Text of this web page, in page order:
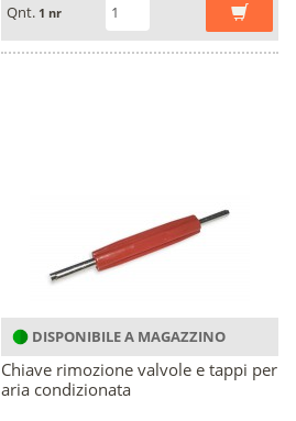
Qnt. 1 nr
DISPONIBILE A MAGAZZINO
Chiave rimozione valvole e tappi per
aria condizionata